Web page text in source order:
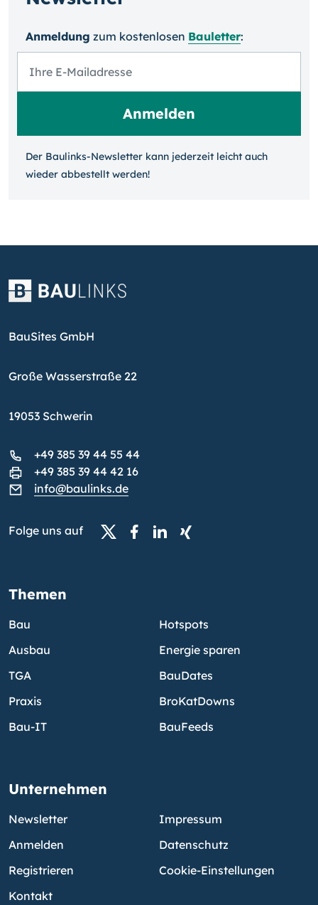
Anmeldung zum kosten­losen Bauletter:
Der Baulinks-Newsletter kann jeder­zeit leicht auch
wieder ab­bestellt werden!
BauSites GmbH
Große Wasserstraße 22
19053 Schwerin
+49 385 39 44 55 44
+49 385 39 44 42 16
info@baulinks.de
Folge uns auf
Themen
Bau
Ausbau
TGA
Praxis
Bau-IT
Hotspots
Energie sparen
BauDates
BroKatDowns
BauFeeds
Unternehmen
Newsletter
Anmelden
Registrieren
Kontakt
Impressum
Datenschutz
Cookie-Einstellungen